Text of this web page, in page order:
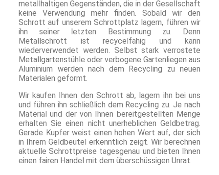
metallhaltigen Gegenständen, die in der Gesellschaft
keine Verwendung mehr finden. Sobald wir den
Schrott auf unserem Schrottplatz lagern, führen wir
ihn seiner letzten Bestimmung zu. Denn
Metallschrott ist recycelfähig und kann
wiederverwendet werden. Selbst stark verrostete
Metallgartenstühle oder verbogene Gartenliegen aus
Aluminium werden nach dem Recycling zu neuen
Materialen geformt.
Wir kaufen Ihnen den Schrott ab, lagern ihn bei uns
und führen ihn schließlich dem Recycling zu. Je nach
Material und der von Ihnen bereitgestellten Menge
erhalten Sie einen nicht unerheblichen Geldbetrag.
Gerade Kupfer weist einen hohen Wert auf, der sich
in Ihrem Geldbeutel erkenntlich zeigt. Wir berechnen
aktuelle Schrottpreise tagesgenau und bieten Ihnen
einen fairen Handel mit dem überschüssigen Unrat.